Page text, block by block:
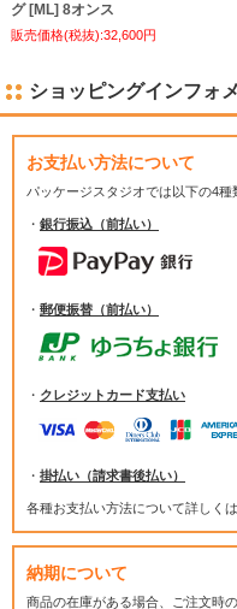
グ [ML] 8オンス
販売価格(税抜):32,600円
ショッピングインフォ
お支払い方法について
パッケージスタジオでは以下の4種
・ 銀行振込（前払い）
・ 郵便振替（前払い）
・ クレジットカード支払い
・ 掛払い（請求書後払い）
各種お支払い方法について詳しくは
納期について
商品の在庫がある場合、ご注文時